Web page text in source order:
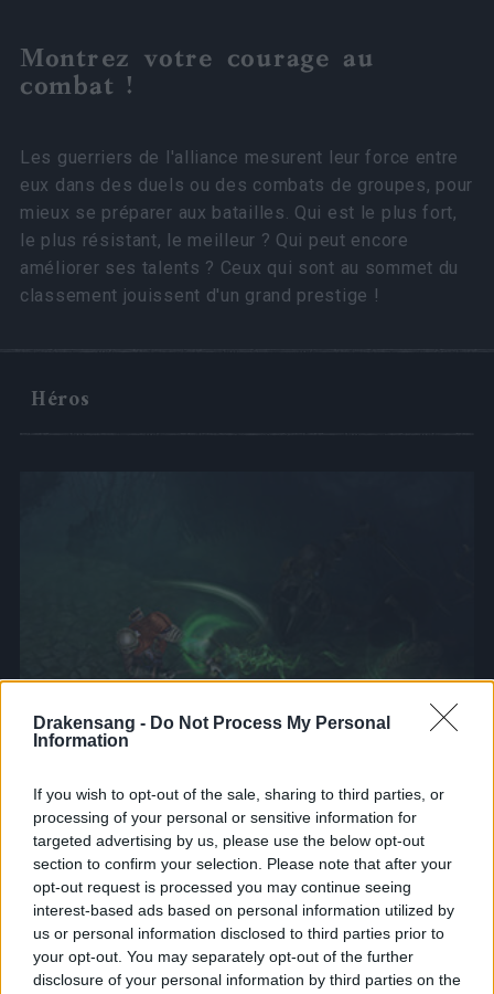
Drakensang - Do Not Process My Personal
Information
If you wish to opt-out of the sale, sharing to third parties, or
processing of your personal or sensitive information for
targeted advertising by us, please use the below opt-out
section to confirm your selection. Please note that after your
opt-out request is processed you may continue seeing
interest-based ads based on personal information utilized by
us or personal information disclosed to third parties prior to
your opt-out. You may separately opt-out of the further
disclosure of your personal information by third parties on the
Montrez votre courage au
combat !
Les guerriers de l'alliance mesurent leur force entre
eux dans des duels ou des combats de groupes, pour
mieux se préparer aux batailles. Qui est le plus fort,
le plus résistant, le meilleur ? Qui peut encore
améliorer ses talents ? Ceux qui sont au sommet du
classement jouissent d'un grand prestige !
Héros
Gardien de l'équiilibre
Braconnier